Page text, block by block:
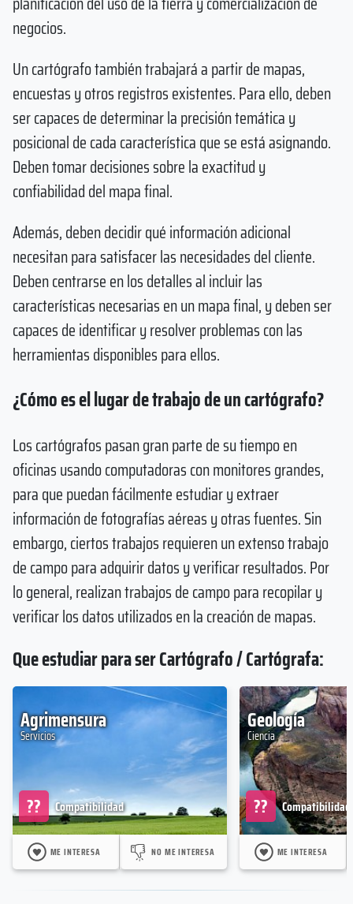
negocios.
Un cartógrafo también trabajará a partir de mapas,
encuestas y otros registros existentes. Para ello, deben
ser capaces de determinar la precisión temática y
posicional de cada característica que se está asignando.
Deben tomar decisiones sobre la exactitud y
confiabilidad del mapa final.
Además, deben decidir qué información adicional
necesitan para satisfacer las necesidades del cliente.
Deben centrarse en los detalles al incluir las
características necesarias en un mapa final, y deben ser
capaces de identificar y resolver problemas con las
herramientas disponibles para ellos.
¿Cómo es el lugar de trabajo de un cartógrafo?
Los cartógrafos pasan gran parte de su tiempo en
oficinas usando computadoras con monitores grandes,
para que puedan fácilmente estudiar y extraer
información de fotografías aéreas y otras fuentes. Sin
embargo, ciertos trabajos requieren un extenso trabajo
de campo para adquirir datos y verificar resultados. Por
lo general, realizan trabajos de campo para recopilar y
verificar los datos utilizados en la creación de mapas.
Que estudiar para ser Cartógrafo / Cartógrafa:
Agrimensura
Servicios
Compatibilidad
??
ME INTERESA NO ME INTERESA
Geología
Ciencia
Compatibilidad
??
ME INTERESA